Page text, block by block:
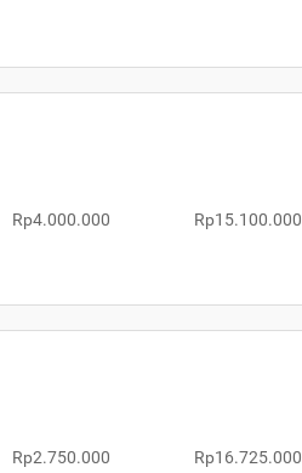
Rp4.000.000 Rp15.100.000
Rp2.750.000 Rp16.725.000